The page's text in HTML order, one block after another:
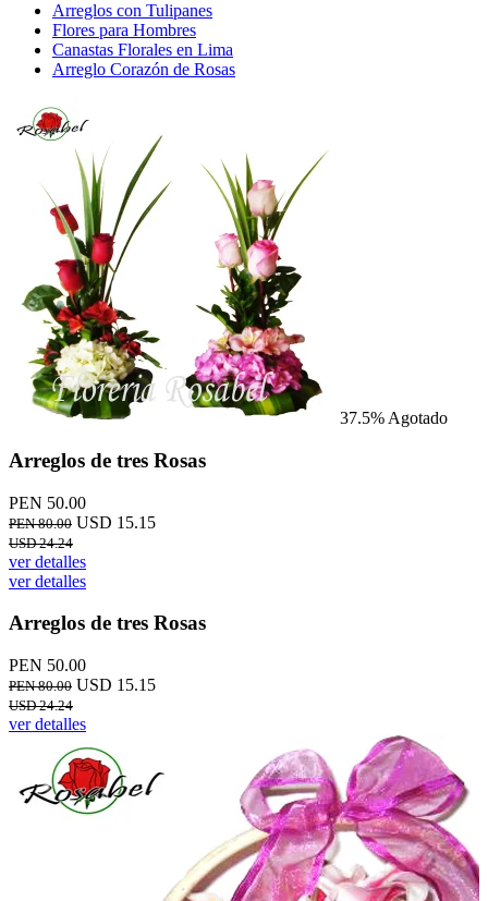
Arreglos con Tulipanes
Flores para Hombres
Canastas Florales en Lima
Arreglo Corazón de Rosas
37.5% Agotado
Arreglos de tres Rosas
PEN 50.00
PEN 80.00 USD 15.15
USD 24.24
ver detalles
ver detalles
Arreglos de tres Rosas
PEN 50.00
PEN 80.00 USD 15.15
USD 24.24
ver detalles